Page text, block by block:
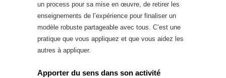
un process pour sa mise en œuvre, de retirer les
enseignements de l’expérience pour finaliser un
modèle robuste partageable avec tous. C’est une
pratique que vous appliquez et que vous aidez les
autres à appliquer.
Apporter du sens dans son activité